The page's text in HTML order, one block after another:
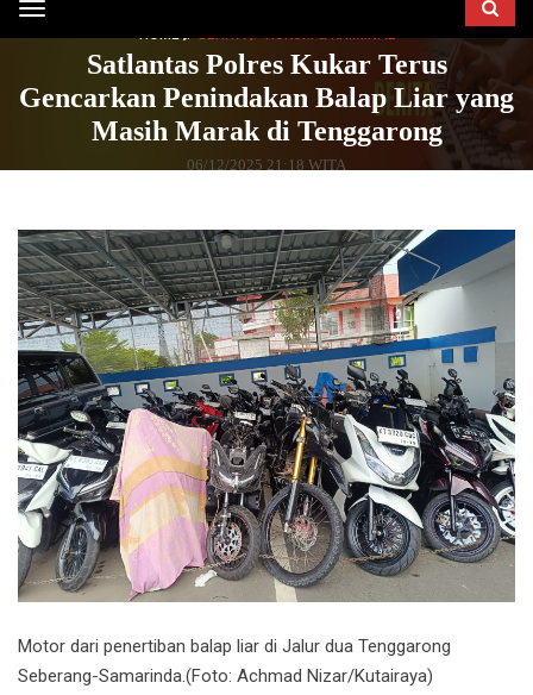
Toggle
navigation
Satlantas Polres Kukar Terus
Gencarkan Penindakan Balap Liar yang
Masih Marak di Tenggarong
06/12/2025 21:18 WITA
Motor dari penertiban balap liar di Jalur dua Tenggarong
Seberang-Samarinda.(Foto: Achmad Nizar/Kutairaya)